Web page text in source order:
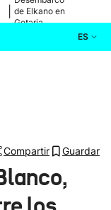
de Elkano en
Getaria
ES
Compartir Guardar